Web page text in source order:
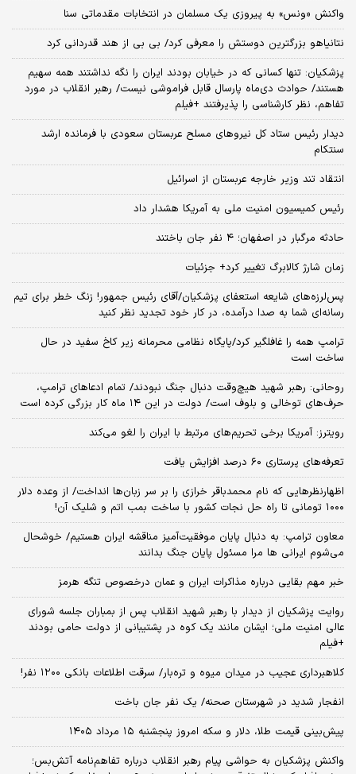
واکنش «ونس» به پیروزی یک مسلمان در انتخابات مقدماتی سنا
نتانیاهو بزرگترین دوستش را معرفی کرد/ بی بی از هند قدردانی کرد
پزشکیان: تنها کسانی که در خیابان بودند ایران را نگه نداشتند همه سهیم
هستند/ حوادث دی‌ماه پارسال قابل فراموشی نیست/ رهبر انقلاب در مورد
تفاهم، نظر کارشناسی را پذیرفتند +فیلم
دیدار رئیس ستاد کل نیروهای مسلح عربستان سعودی با فرمانده ارشد
سنتکام
انتقاد تند وزیر خارجه عربستان از اسرائیل
رئیس کمیسیون امنیت ملی به آمریکا هشدار داد
حادثه مرگبار در اصفهان؛ ۴ نفر جان باختند
زمان شارژ کالابرگ تغییر کرد+ جزئیات
پس‌لرزه‌های شایعه استعفای پزشکیان/آقای رئیس جمهور! زنگ خطر برای تیم
رسانه‌ای شما به صدا درآمده، در کار خود تجدید نظر کنید
ترامپ همه را غافلگیر کرد/پایگاه نظامی محرمانه زیر کاخ سفید در حال
ساخت است
روحانی: رهبر شهید هیچ‌وقت دنبال جنگ نبودند/ تمام ادعاهای ترامپ،
حرف‌های توخالی و بلوف است/ دولت در این ۱۴ ماه کار بزرگی کرده است
رویترز: آمریکا برخی تحریم‌های مرتبط با ایران را لغو می‌کند
تعرفه‌های پرستاری ۶۰ درصد افزایش یافت
اظهارنظرهایی که نام محمدباقر خرازی را بر سر زبان‌ها انداخت/ از وعده دلار
۱۰۰۰ تومانی تا راه حل نجات کشور با ساخت بمب اتم و شلیک آن!
معاون ترامپ: به دنبال پایان موفقیت‌آمیز مناقشه ایران هستیم/ خوشحال
می‌شوم ایرانی ها مرا مسئول پایان جنگ بدانند
خبر مهم بقایی درباره مذاکرات ایران و عمان درخصوص تنگه هرمز
روایت پزشکیان از دیدار با رهبر شهید انقلاب پس از بمباران جلسه شورای
عالی امنیت ملی؛ ایشان مانند یک کوه در پشتیبانی از دولت حامی بودند
+فیلم
کلاهبرداری عجیب در میدان میوه و تره‌بار/ سرقت اطلاعات بانکی ۱۲۰۰ نفر!
انفجار شدید در شهرستان صحنه/ یک نفر جان باخت
پیش‌بینی قیمت طلا، دلار و سکه امروز پنجشنبه ۱۵ مرداد ۱۴۰۵
واکنش پزشکیان به حواشی پیام رهبر انقلاب درباره تفاهم‌نامه آتش‌بس؛